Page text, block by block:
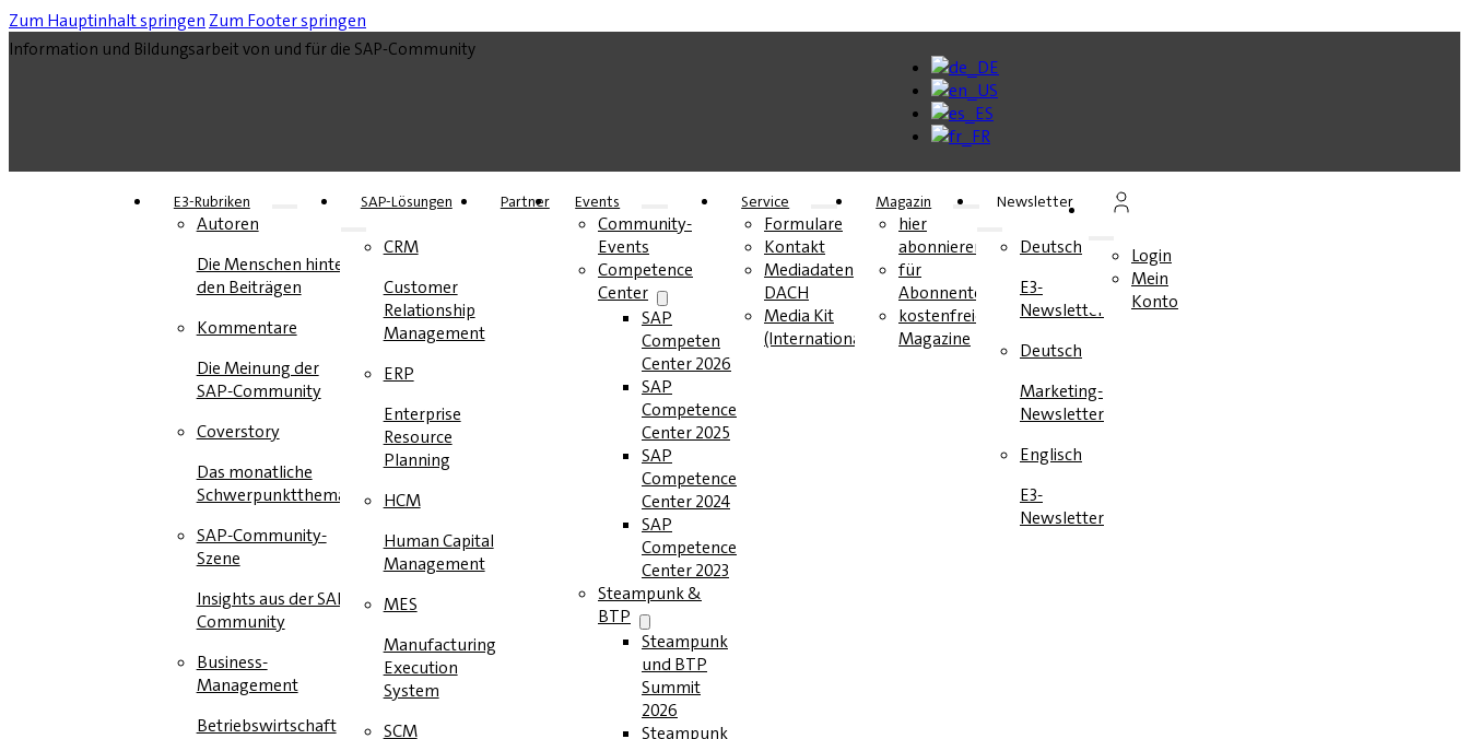
Zum Hauptinhalt springen Zum Footer springen
Information und Bildungsarbeit von und für die SAP-Community
E3-Rubriken
Autoren
Die Menschen hinter
den Beiträgen
Kommentare
Die Meinung der
SAP-Community
Coverstory
Das monatliche
Schwerpunktthema
SAP-Community-
Szene
Insights aus der SAP-
Community
Business-
Management
Betriebswirtschaft
SAP-Lösungen
CRM
Customer
Relationship
Management
ERP
Enterprise
Resource
Planning
HCM
Human Capital
Management
MES
Manufacturing
Execution
System
SCM
Partner Events
Community-
Events
Competence
Center
SAP
Competence
Center 2026
SAP
Competence
Center 2025
SAP
Competence
Center 2024
SAP
Competence
Center 2023
Steampunk &
BTP
Steampunk
und BTP
Summit
2026
Steampunk
Service
Formulare
Kontakt
Mediadaten
DACH
Media Kit
(International)
Magazin
hier
abonnieren
für
Abonnenten
kostenfreie
Magazine
Newsletter
Deutsch
E3-
Newsletter
Deutsch
Marketing-
Newsletter
Englisch
E3-
Newsletter
Login
Mein
Konto